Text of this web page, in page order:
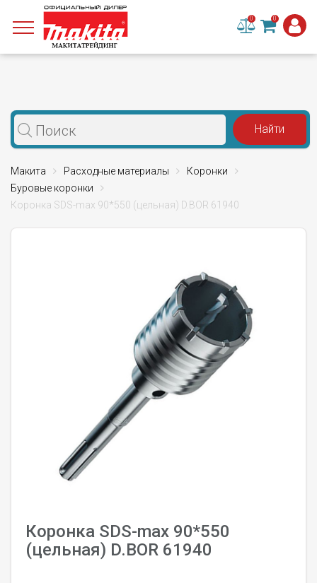
0 0
Макита Расходные материалы
Коронки
Буровые коронки
Коронка SDS-max 90*550 (цельная) D.BOR 61940
Коронка SDS-max 90*550
(цельная) D.BOR 61940